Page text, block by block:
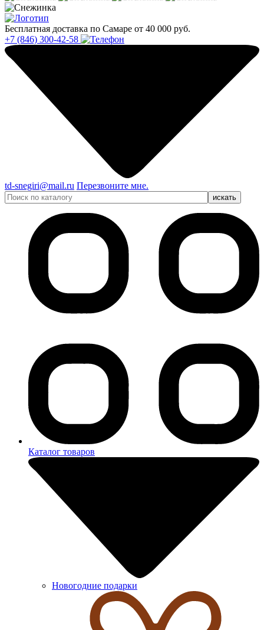
Бесплатная доставка по Самаре от 40 000 руб.
+7 (846) 300-42-58
td-snegiri@mail.ru Перезвоните мне.
Каталог товаров
Новогодние подарки